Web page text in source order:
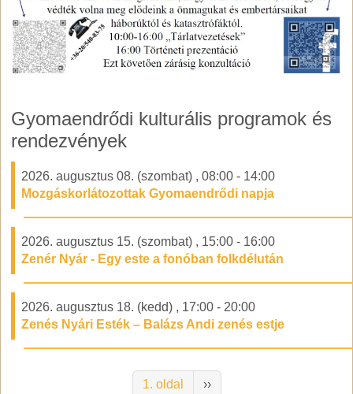
Gyomaendrődi kulturális programok és
rendezvények
2026. augusztus 08. (szombat) , 08:00 - 14:00
Mozgáskorlátozottak Gyomaendrődi napja
2026. augusztus 15. (szombat) , 15:00 - 16:00
Zenér Nyár - Egy este a fonóban folkdélután
2026. augusztus 18. (kedd) , 17:00 - 20:00
Zenés Nyári Esték – Balázs Andi zenés estje
1. oldal
Következő oldal
››